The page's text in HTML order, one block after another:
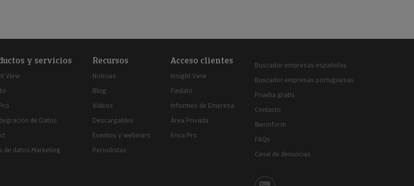
y servicios
View
de Datos
de datos Marketing
Recursos
Noticias
Blog
Vídeos
Descargables
Eventos y webinars
Periodistas
Acceso clientes
Insight View
Findato
Informes de Empresa
Área Privada
Erica Pro
Buscador empresas españolas
Buscador empresas portuguesas
Prueba gratis
Contacto
Iberinform
FAQs
Canal de denuncias